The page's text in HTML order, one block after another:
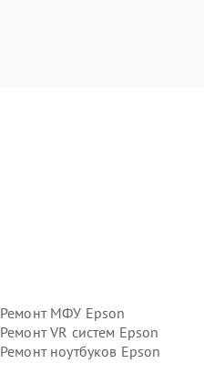
Ремонт МФУ Epson
Ремонт VR систем Epson
Ремонт ноутбуков Epson